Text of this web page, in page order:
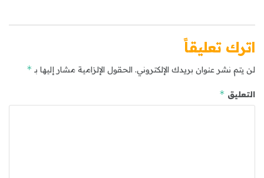
اترك تعليقاً
لن يتم نشر عنوان بريدك الإلكتروني. الحقول الإلزامية مشار إليها بـ *
التعليق *